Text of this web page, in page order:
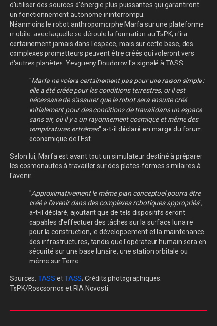
d'utiliser des sources d'énergie plus puissantes qui garantiront
un fonctionnement autonome ininterrompu.
Néanmoins le robot anthropomorphe Marfa sur une plateforme
mobile, avec laquelle se déroule la formation au TsPK, n'ira
certainement jamais dans l'espace, mais sur cette base, des
complexes prometteurs peuvent être créés qui voleront vers
d'autres planètes. Yevgueny Doudorov l'a signalé à TASS.
"Marfa ne volera certainement pas pour une raison simple :
elle a été créée pour les conditions terrestres, or il est
nécessaire de s'assurer que le robot sera ensuite créé
initialement pour des conditions de travail dans un espace
sans air, où il y a un rayonnement cosmique et même des
températures extrêmes" a-t-il déclaré en marge du forum
économique de l'Est.
Selon lui, Marfa est avant tout un simulateur destiné à préparer
les cosmonautes à travailler sur des plates-formes similaires à
l'avenir.
"Approximativement le même plan conceptuel pourra être
créé à l'avenir dans des complexes robotiques appropriés",
a-t-il déclaré, ajoutant que de tels dispositifs seront
capables d'effectuer des tâches sur la surface lunaire
pour la construction, le développement et la maintenance
des infrastructures, tandis que l'opérateur humain sera en
sécurité sur une base lunaire, une station orbitale ou
même sur Terre.
Sources: TASS etTASS; Crédits photographiques:
TsPK/Roscsomos et RIA Novosti